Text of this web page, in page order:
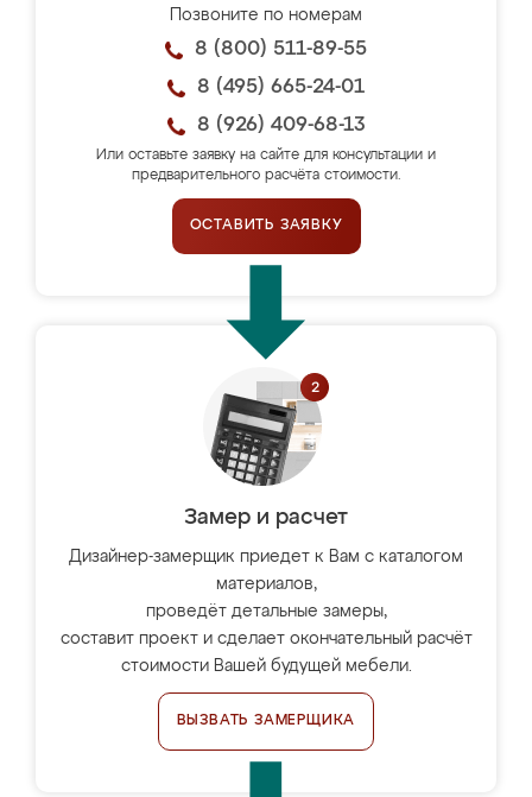
Позвоните по номерам
8 (800) 511-89-55
8 (495) 665-24-01
8 (926) 409-68-13
Или оставьте заявку на сайте для консультации и
предварительного расчёта стоимости.
ОСТАВИТЬ ЗАЯВКУ
Замер и расчет
Дизайнер-замерщик приедет к Вам с каталогом
материалов,
проведёт детальные замеры,
составит проект и сделает окончательный расчёт
стоимости Вашей будущей мебели.
ВЫЗВАТЬ ЗАМЕРЩИКА